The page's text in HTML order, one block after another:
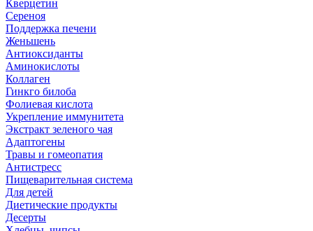
Кверцетин
Сереноя
Поддержка печени
Женьшень
Антиоксиданты
Аминокислоты
Коллаген
Гинкго билоба
Фолиевая кислота
Укрепление иммунитета
Экстракт зеленого чая
Адаптогены
Травы и гомеопатия
Антистресс
Пищеварительная система
Для детей
Диетические продукты
Десерты